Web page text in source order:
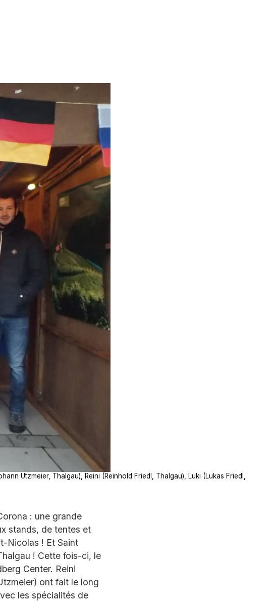
Utzmeier, Thalgau), Reini (Reinhold Friedl, Thalgau), Luki (Lukas Friedl,
: une grande
stands, de tentes et
Nicolas ! Et Saint
! Cette fois-ci, le
Center. Reini
ont fait le long
les spécialités de